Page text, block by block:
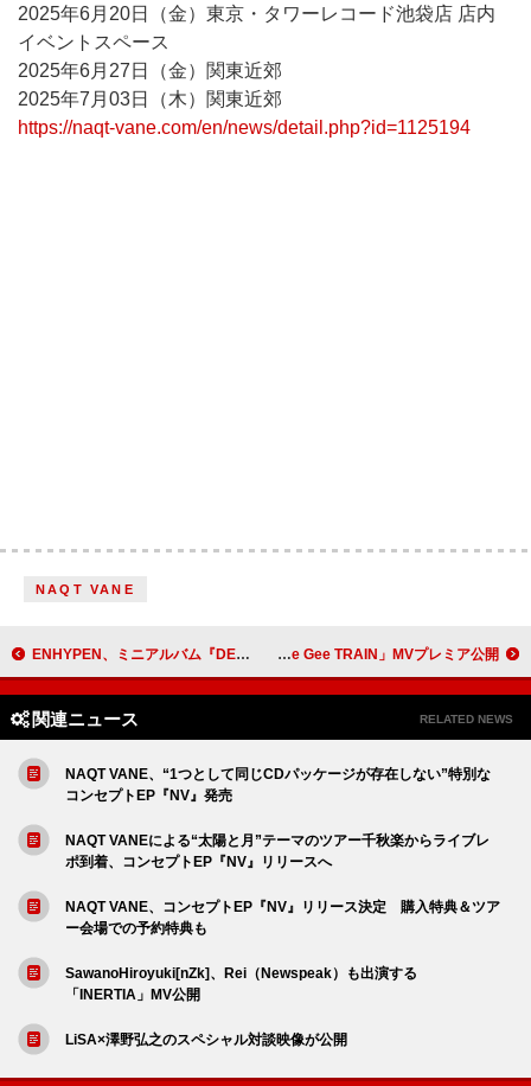
2025年6月20日（金）東京・タワーレコード池袋店 店内
イベントスペース
2025年6月27日（金）関東近郊
2025年7月03日（木）関東近郊
https://naqt-vane.com/en/news/detail.php?id=1125194
NAQT VANE
ENHYPEN、ミニアルバム『DESIRE : UNLEASH』プレビューを公開 東京ゲゲゲイ、RYUHEI（BE:FIRST）振り付け参加「Gee Gee TRAIN」MVプレミア公開
関連ニュース RELATED NEWS
NAQT VANE、“1つとして同じCDパッケージが存在しない”特別な
コンセプトEP『NV』発売
NAQT VANEによる“太陽と月”テーマのツアー千秋楽からライブレ
ポ到着、コンセプトEP『NV』リリースへ
NAQT VANE、コンセプトEP『NV』リリース決定 購入特典＆ツア
ー会場での予約特典も
SawanoHiroyuki[nZk]、Rei（Newspeak）も出演する
「INERTIA」MV公開
LiSA×澤野弘之のスペシャル対談映像が公開